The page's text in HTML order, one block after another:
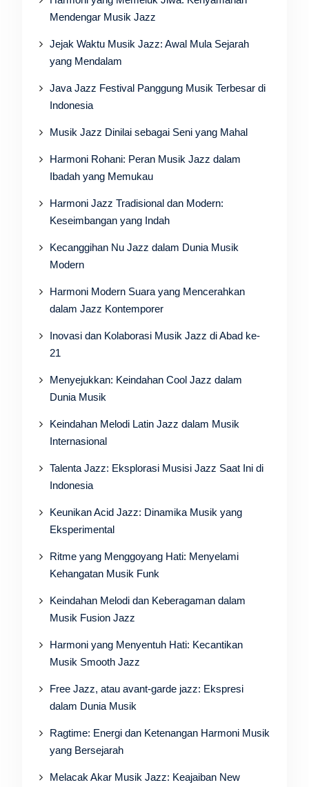
Mendengar Musik Jazz
Jejak Waktu Musik Jazz: Awal Mula Sejarah
yang Mendalam
Java Jazz Festival Panggung Musik Terbesar di
Indonesia
Musik Jazz Dinilai sebagai Seni yang Mahal
Harmoni Rohani: Peran Musik Jazz dalam
Ibadah yang Memukau
Harmoni Jazz Tradisional dan Modern:
Keseimbangan yang Indah
Kecanggihan Nu Jazz dalam Dunia Musik
Modern
Harmoni Modern Suara yang Mencerahkan
dalam Jazz Kontemporer
Inovasi dan Kolaborasi Musik Jazz di Abad ke-
21
Menyejukkan: Keindahan Cool Jazz dalam
Dunia Musik
Keindahan Melodi Latin Jazz dalam Musik
Internasional
Talenta Jazz: Eksplorasi Musisi Jazz Saat Ini di
Indonesia
Keunikan Acid Jazz: Dinamika Musik yang
Eksperimental
Ritme yang Menggoyang Hati: Menyelami
Kehangatan Musik Funk
Keindahan Melodi dan Keberagaman dalam
Musik Fusion Jazz
Harmoni yang Menyentuh Hati: Kecantikan
Musik Smooth Jazz
Free Jazz, atau avant-garde jazz: Ekspresi
dalam Dunia Musik
Ragtime: Energi dan Ketenangan Harmoni Musik
yang Bersejarah
Melacak Akar Musik Jazz: Keajaiban New